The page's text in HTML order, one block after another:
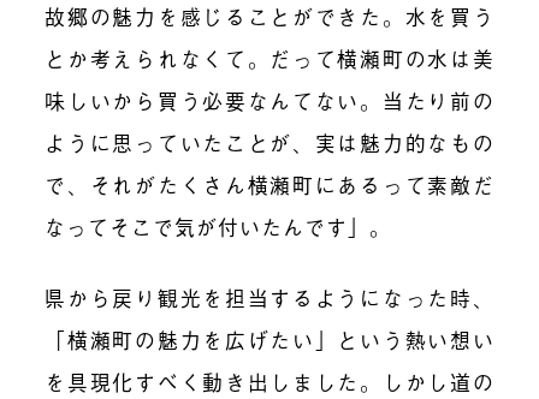
故郷の魅力を感じることができた。水を買う
とか考えられなくて。だって横瀬町の水は美
味しいから買う必要なんてない。当たり前の
ように思っていたことが、実は魅力的なもの
で、それがたくさん横瀬町にあるって素敵だ
なってそこで気が付いたんです」。
県から戻り観光を担当するようになった時、
「横瀬町の魅力を広げたい」という熱い想い
を具現化すべく動き出しました。しかし道の